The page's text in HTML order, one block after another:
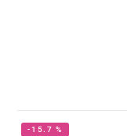
-15.7 %